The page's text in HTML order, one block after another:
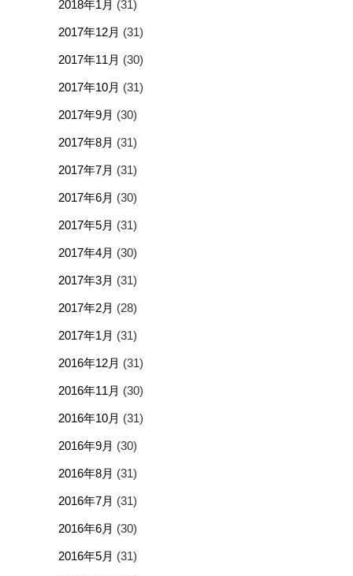
2018年1月 (31)
2017年12月 (31)
2017年11月 (30)
2017年10月 (31)
2017年9月 (30)
2017年8月 (31)
2017年7月 (31)
2017年6月 (30)
2017年5月 (31)
2017年4月 (30)
2017年3月 (31)
2017年2月 (28)
2017年1月 (31)
2016年12月 (31)
2016年11月 (30)
2016年10月 (31)
2016年9月 (30)
2016年8月 (31)
2016年7月 (31)
2016年6月 (30)
2016年5月 (31)